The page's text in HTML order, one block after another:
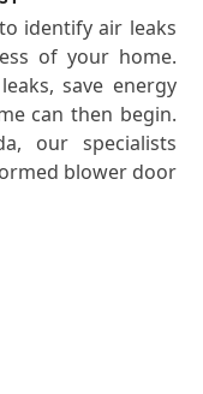
identify air leaks
of your home.
save energy
can then begin.
our specialists
blower door